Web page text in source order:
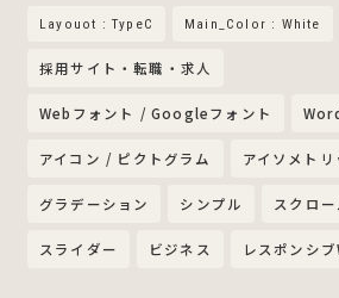
Layouot : TypeC Main_Color : White
採用サイト・転職・求人
Webフォント / Googleフォント
アイコン / ピクトグラム アイソメト
グラデーション シンプル スクロ
スライダー ビジネス レスポンシ